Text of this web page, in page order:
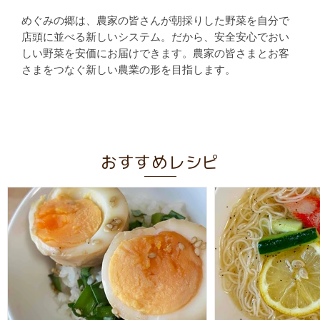
めぐみの郷は、農家の皆さんが朝採りした野菜を自分で
店頭に並べる新しいシステム。だから、安全安心でおい
しい野菜を安価にお届けできます。農家の皆さまとお客
さまをつなぐ新しい農業の形を目指します。
おすすめレシピ